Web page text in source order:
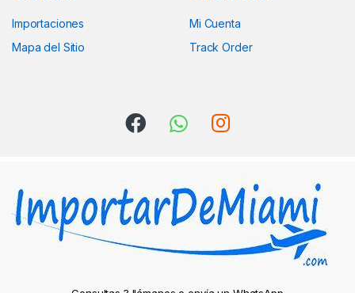
Importaciones
Mapa del Sitio
Mi Cuenta
Track Order